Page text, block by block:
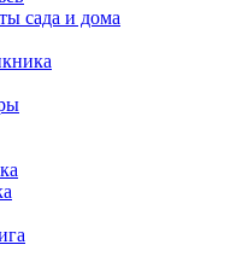
сада и дома